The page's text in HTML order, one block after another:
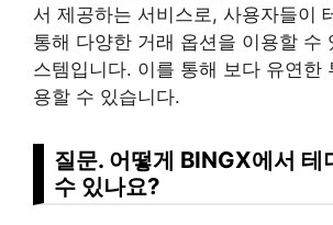
서 제공하는 서비스로, 사용자들이
통해 다양한 거래 옵션을 이용할 수
스템입니다. 이를 통해 보다 유연한
용할 수 있습니다.
질문. 어떻게 BINGX에서 테
수 있나요?